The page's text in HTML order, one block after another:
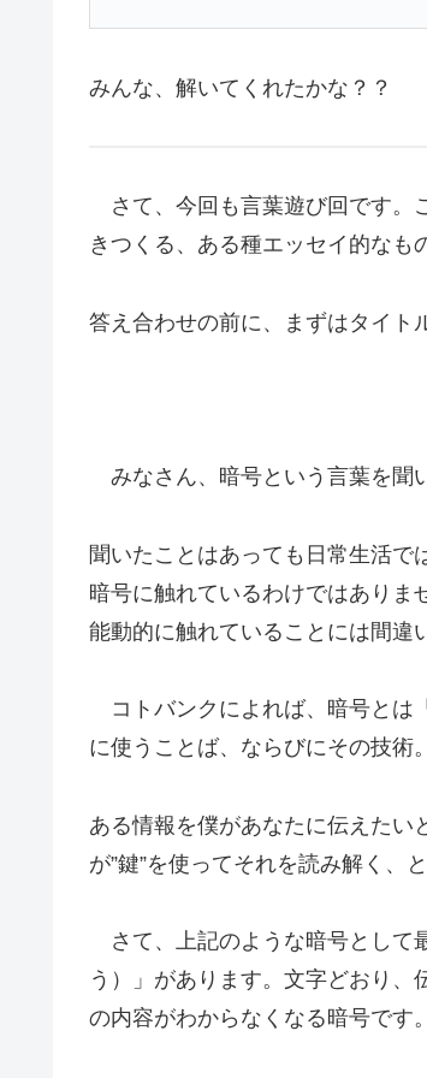
みんな、解いてくれたかな？？
さて、今回も言葉遊び回です。
きつくる、ある種エッセイ的なも
答え合わせの前に、まずはタイト
みなさん、暗号という言葉を聞
聞いたことはあっても日常生活で
暗号に触れているわけではありま
能動的に触れていることには間違
コトバンクによれば、暗号とは
に使うことば、ならびにその技術
ある情報を僕があなたに伝えたい
が”鍵”を使ってそれを読み解く、
さて、上記のような暗号として
う）」があります。文字どおり
の内容がわからなくなる暗号です。